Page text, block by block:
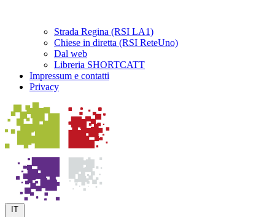
Strada Regina (RSI LA1)
Chiese in diretta (RSI ReteUno)
Dal web
Libreria SHORTCATT
Impressum e contatti
Privacy
IT